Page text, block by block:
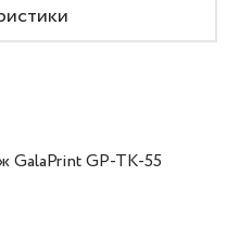
GalaPrint GP-TK-55